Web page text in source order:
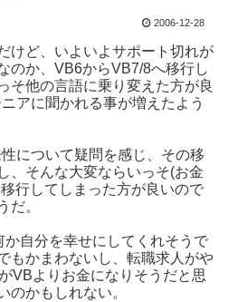
2006-12-28
けど、いよいよサポート切れが
のか、VB6からVB7/8へ移行し
そ他の言語に乗り変えた方が良
アに聞かれる事が増えたよう
について疑問を感じ、その移
、そんな大変ならいっそ(お金
行してしまった方が良いので
だ。
自分を幸せにしてくれそうで
もかまわないし、転職求人がや
VBよりお金になりそうだと思
のかもしれない。